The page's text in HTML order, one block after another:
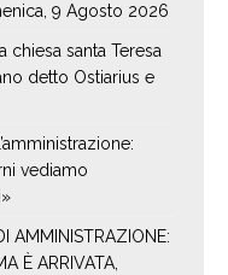
9 Agosto 2026
chiesa santa Teresa
detto Ostiarius e
vediamo
AMMINISTRAZIONE:
È ARRIVATA,